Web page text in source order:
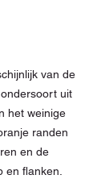
van de
uit
het weinige
randen
en de
en flanken.